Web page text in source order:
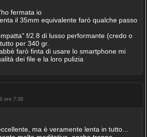
fermata io
il 35mm equivalente farò qualche passo
f/2.8 di lusso performante (credo o
per 340 gr.
farò finta di usare lo smartphone mi
dei file e la loro pulizia
ore 7:38
ma è veramente lenta in tutto…